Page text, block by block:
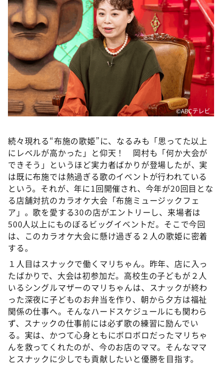
©ABCテレビ
続々現れる“布施の歌姫”に、なるみも「思ってた以上
にレベルが高かった」と仰天！ 岡村も「何か大会が
できそう」というほど実力者ばかりが登場したが、実
は既に布施では熱過ぎる歌のイベントが行われている
という。それが、年に1回開催され、今年が20回目とな
る店舗対抗のカラオケ大会「布施ミュージックフェ
ア」。歌を愛する30の店がエントリーし、来場者は
500人以上にものぼるビッグイベントだ。そこで今回
は、このカラオケ大会に懸け過ぎる２人の歌姫に密着
する。
１人目はスナックで働くマリちゃん。昨年、店に入っ
たばかりで、大会は初参加だ。高校生の子どもが２人
いるシングルマザーのマリちゃんは、スナックが終わ
った深夜に子どものお弁当を作り、朝から夕方は福祉
関係の仕事へ。そんなハードスケジュールにも関わら
ず、スナックの仕事前には必ず歌の練習に励んでい
る。実は、かつて心身ともにボロボロだったマリちゃ
んを救ってくれたのが、今のお店のママ。そんなママ
とスナックに少しでも貢献したいと優勝を目指す。